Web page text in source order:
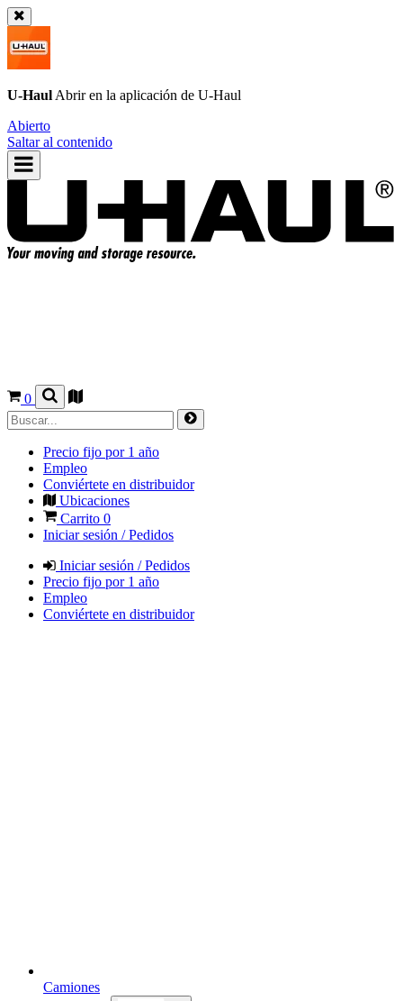
U-Haul Abrir en la aplicación de U-Haul
Abierto
Saltar al contenido
0
Precio fijo por 1 año
Empleo
Conviértete en distribuidor
Ubicaciones
Carrito 0
Iniciar sesión / Pedidos
Iniciar sesión / Pedidos
Precio fijo por 1 año
Empleo
Conviértete en distribuidor
Camiones